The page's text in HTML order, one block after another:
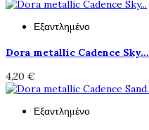
Εξαντλημένο
Dora metallic Cadence Sky...
4,20 €
Εξαντλημένο